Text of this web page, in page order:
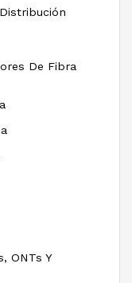
De Fibra
ONTs Y